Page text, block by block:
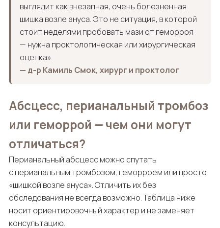
выглядит как внезапная, очень болезненная
шишка возле ануса. Это не ситуация, в которой
стоит неделями пробовать мази от геморроя
— нужна проктологическая или хирургическая
оценка».
— д-р Камиль Смок, хирург и проктолог
Абсцесс, перианальный тромбоз
или геморрой — чем они могут
отличаться?
Перианальный абсцесс можно спутать
с перианальным тромбозом, геморроем или просто
«шишкой возле ануса». Отличить их без
обследования не всегда возможно. Таблица ниже
носит ориентировочный характер и не заменяет
консультацию.